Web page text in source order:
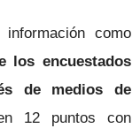
como
los encuestados
de medios de
12 puntos con